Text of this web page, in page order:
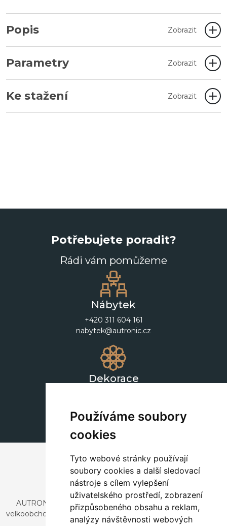
Používáme soubory
cookies
Tyto webové stránky používají
soubory cookies a další sledovací
nástroje s cílem vylepšení
uživatelského prostředí, zobrazení
přizpůsobeného obsahu a reklam,
analýzy návštěvnosti webových
Popis Zobrazit
Parametry Zobrazit
Ke stažení Zobrazit
Potřebujete poradit?
Rádi vám pomůžeme
Nábytek
+420 311 604 161
nabytek@autronic.cz
Dekorace
AUTRONIC, s.r.o. je společnost zabývající se dovozem a
velkoobchodním prodejem designového i stylového nábytku